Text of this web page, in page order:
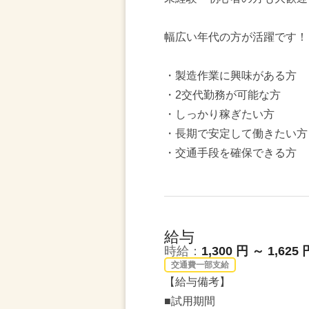
幅広い年代の方が活躍です！
・製造作業に興味がある方
・2交代勤務が可能な方
・しっかり稼ぎたい方
・長期で安定して働きたい方
・交通手段を確保できる方
給与
時給： 1,300 円 ～ 1,625
交通費一部支給
【給与備考】
■試用期間